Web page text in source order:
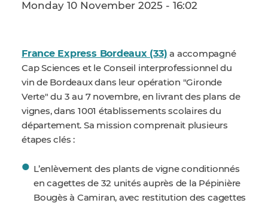
Monday 10 November 2025 - 16:02
France Express Bordeaux (33) a accompagné
Cap Sciences et le Conseil interprofessionnel du
vin de Bordeaux dans leur opération "Gironde
Verte" du 3 au 7 novembre, en livrant des plans de
vignes, dans 1001 établissements scolaires du
département. Sa mission comprenait plusieurs
étapes clés :
L’enlèvement des plants de vigne conditionnés
en cagettes de 32 unités auprès de la Pépinière
Bougès à Camiran, avec restitution des cagettes